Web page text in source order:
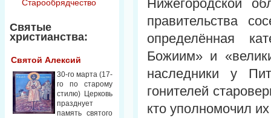
Старообрядчество
Святые
христианства:
Святой Алексий
30-го марта (17-
го по старому
стилю) Церковь
празднует
память святого
Нижегородской
правительства
определённая
Божиим» и
наследники у
гонителей
кто уполномочил